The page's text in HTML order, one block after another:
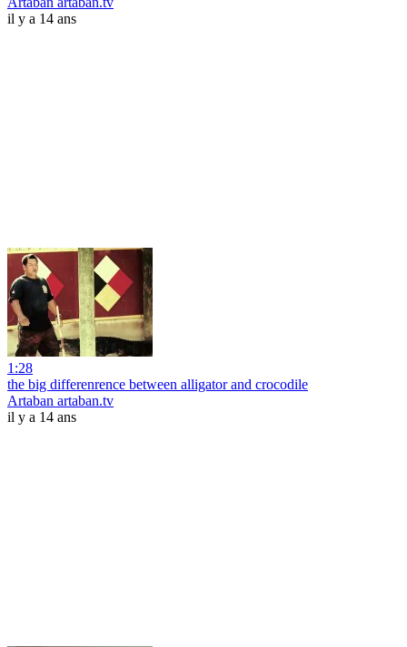
il y a 14 ans
1:28
the big differenrence between alligator and crocodile
Artaban artaban.tv
il y a 14 ans